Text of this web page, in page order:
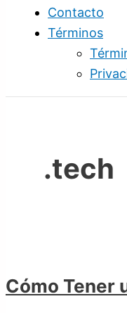
Contacto
Términos
.tech
Cómo Tener